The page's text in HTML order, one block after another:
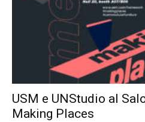
USM e UNStudio al
Making Places